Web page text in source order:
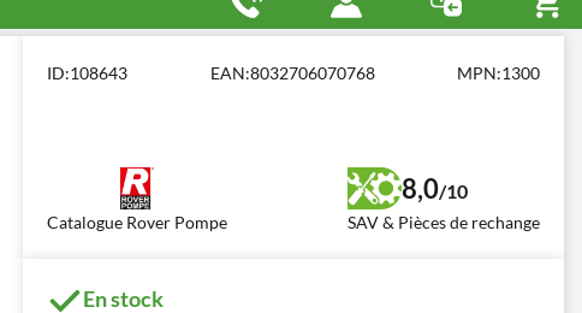
ID:108643 EAN:8032706070768 MPN:1300
Catalogue Rover Pompe
8,0/10
SAV & Pièces de rechange
En stock